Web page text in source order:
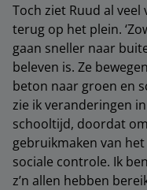
Toch ziet Ruud al
terug op het plein.
gaan sneller naar
beleven is. Ze
beton naar groen en
zie ik veranderingen
schooltijd, doordat
gebruikmaken van
sociale controle. Ik
z’n allen hebben